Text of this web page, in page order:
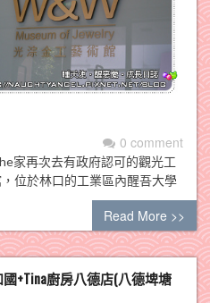
0 comment
家再次去有政府認可的觀光工
位於林口的工業區內醒吾大學
Read More >>
+Tina廚房八德店(八德埤塘